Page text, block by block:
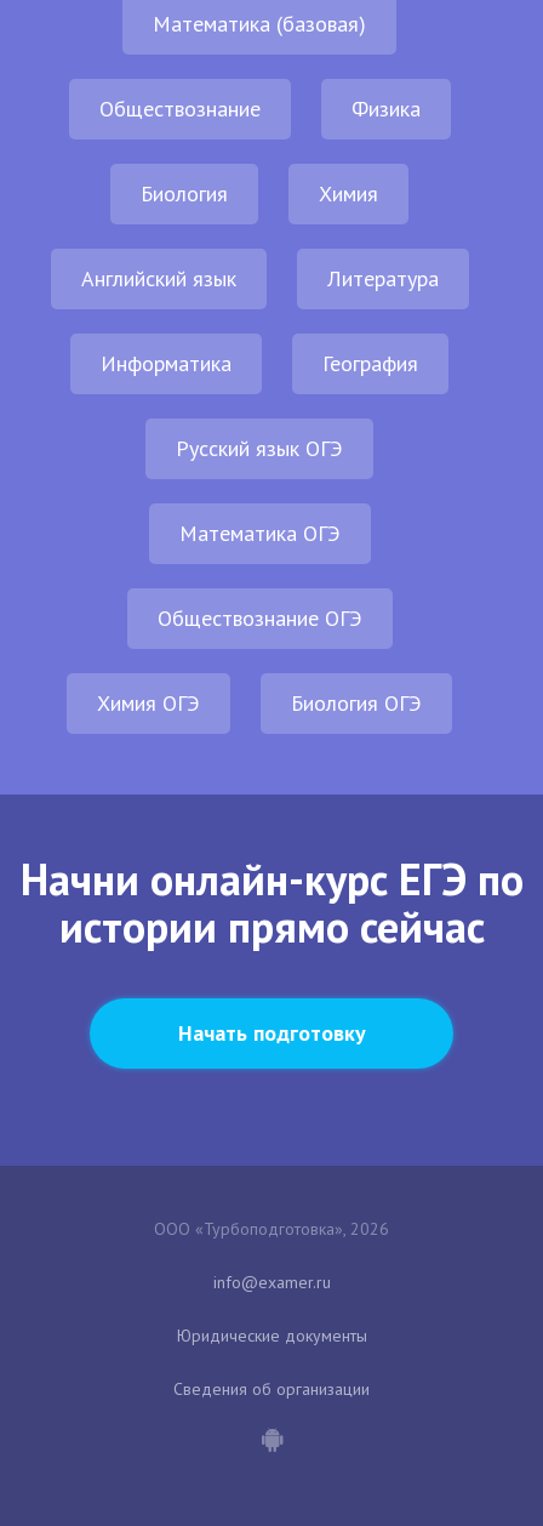
Математика (базовая)
Обществознание Физика
Биология Химия
Английский язык Литература
Информатика География
Русский язык ОГЭ
Математика ОГЭ
Обществознание ОГЭ
Химия ОГЭ Биология ОГЭ
Начни онлайн-курс ЕГЭ по
истории прямо сейчас
Начать подготовку
ООО «Турбоподготовка», 2026
Юридические документы
Сведения об организации